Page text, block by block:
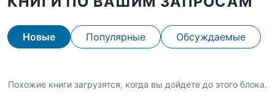
Новые Популярные Обсуждаемые
Похожие книги загрузятся, когда вы дойдете до этого блока.